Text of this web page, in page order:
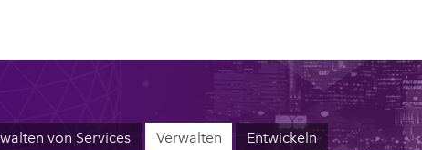
von Services Verwalten Entwickeln